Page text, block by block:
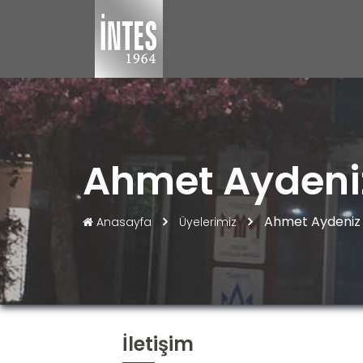
Ahmet
Anasayfa Üyelerimiz Ahmet Aydeniz
İletişim